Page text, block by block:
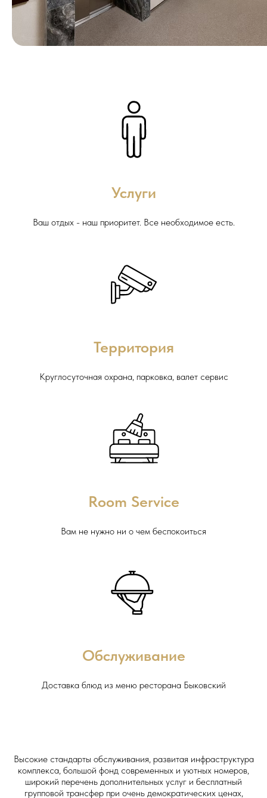
Услуги
Ваш отдых - наш приоритет. Все необходимое есть.
Территория
Круглосуточная охрана, парковка, валет сервис
Room Service
Вам не нужно ни о чем беспокоиться
Обслуживание
Доставка блюд из меню ресторана Быковский
Высокие стандарты обслуживания, развитая инфраструктура
комплекса, большой фонд современных и уютных номеров,
широкий перечень дополнительных услуг и бесплатный
групповой трансфер при очень демократических ценах,